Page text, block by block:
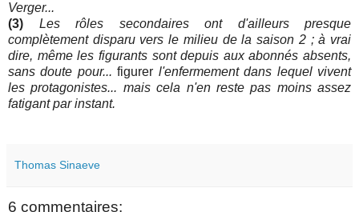
Verger...
(3) Les rôles secondaires ont d'ailleurs presque
complètement disparu vers le milieu de la saison 2 ; à vrai
dire, même les figurants sont depuis aux abonnés absents,
sans doute pour...figurer l'enfermement dans lequel vivent
les protagonistes... mais cela n'en reste pas moins assez
fatigant par instant.
Thomas Sinaeve
6 commentaires: